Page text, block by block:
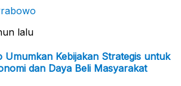
lalu
Umumkan Kebijakan Strategis untuk
dan Daya Beli Masyarakat